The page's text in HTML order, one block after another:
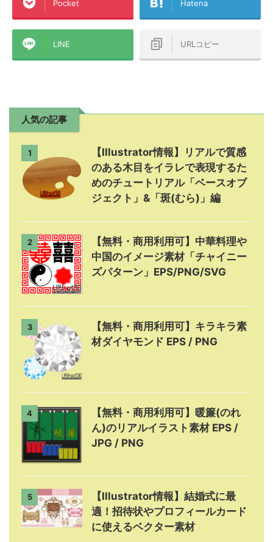
Pocket Hatena
LINE URLコピー
人気の記事
1
【Illustrator情報】リアルで質感
のある木目をイラレで表現するた
めのチュートリアル「ベースオブ
ジェクト」&「斑(むら)」編
2
【無料・商用利用可】中華料理や
中国のイメージ素材「チャイニー
ズパターン」EPS/PNG/SVG
3
【無料・商用利用可】キラキラ素
材ダイヤモンド EPS / PNG
4
【無料・商用利用可】暖簾(のれ
ん)のリアルイラスト素材 EPS /
JPG / PNG
5
【Illustrator情報】結婚式に最
適！招待状やプロフィールカード
に使えるベクター素材